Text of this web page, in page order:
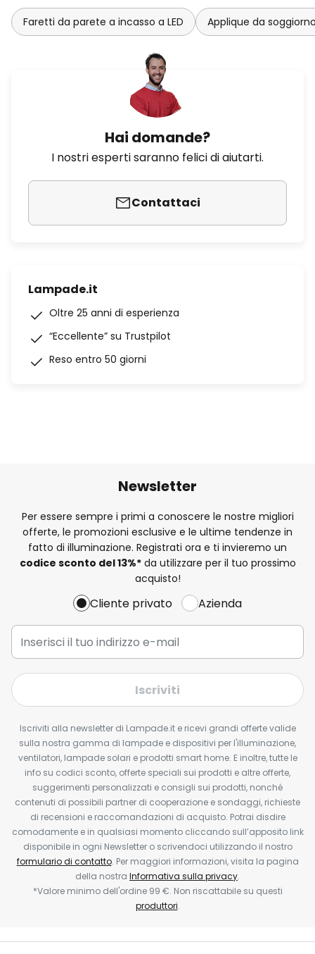
Faretti da parete a incasso a LED Applique da
Hai domande?
I nostri esperti saranno felici di aiutarti.
Contattaci
Lampade.it
Oltre 25 anni di esperienza
“Eccellente” su Trustpilot
Reso entro 50 giorni
Newsletter
Per essere sempre i primi a conoscere le nostre migliori
offerte, le promozioni esclusive e le ultime tendenze in
fatto di illuminazione. Registrati ora e ti invieremo un
codice sconto del13%*da utilizzare per il tuo prossimo
acquisto!
Cliente privato Azienda
Iscriviti
Iscriviti alla newsletter di Lampade.it e ricevi grandi offerte valide
sulla nostra gamma di lampade e dispositivi per l'illuminazione,
ventilatori, lampade solari e prodotti smart home. E inoltre, tutte le
info su codici sconto, offerte speciali sui prodotti e altre offerte,
suggerimenti personalizzati e consigli sui prodotti, nonché
contenuti di possibili partner di cooperazione e sondaggi, richieste
di recensioni e raccomandazioni di acquisto. Potrai disdire
comodamente e in qualsiasi momento cliccando sull’apposito link
disponibile in ogni Newsletter o scrivendoci utilizzando il nostro
formulario di contatto. Per maggiori informazioni, visita la pagina
della nostra Informativa sulla privacy.
*Valore minimo dell'ordine 99 €. Non riscattabile su questi
produttori.